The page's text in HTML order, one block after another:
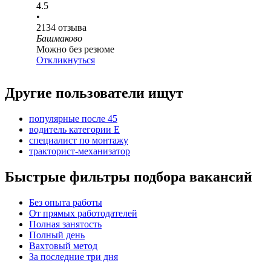
4.5
•
2134 отзыва
Башмаково
Можно без резюме
Откликнуться
Другие пользователи ищут
популярные после 45
водитель категории E
специалист по монтажу
тракторист-механизатор
Быстрые фильтры подбора вакансий
Без опыта работы
От прямых работодателей
Полная занятость
Полный день
Вахтовый метод
За последние три дня